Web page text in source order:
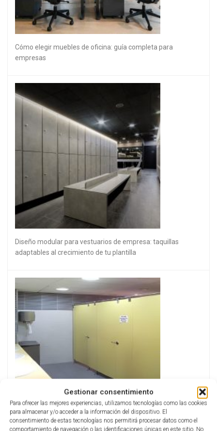
Gestionar consentimiento
Para ofrecer las mejores experiencias, utilizamos tecnologías como las cookies
para almacenar y/o acceder a la información del dispositivo. El
consentimiento de estas tecnologías nos permitirá procesar datos como el
comportamiento de navegación o las identificaciones únicas en este sitio. No
Cómo elegir muebles de oficina: guía completa para
empresas
Diseño modular para vestuarios de empresa: taquillas
adaptables al crecimiento de tu plantilla